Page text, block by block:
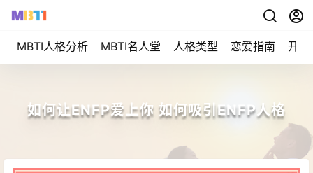
MBTI人格分析 MBTI名人堂 人格类型 恋爱指南 开始
如何让ENFP爱上你 如何吸引ENFP人格